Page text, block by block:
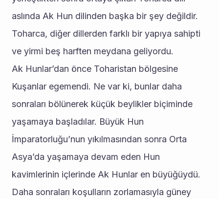
aslında Ak Hun dilinden başka bir şey değildir.
Toharca, diğer dillerden farklı bir yapıya sahipti
ve yirmi beş harften meydana geliyordu.
Ak Hunlar’dan önce Toharistan bölgesine
Kuşanlar egemendi. Ne var ki, bunlar daha
sonraları bölünerek küçük beylikler biçiminde
yaşamaya başladılar. Büyük Hun
İmparatorluğu’nun yıkılmasından sonra Orta
Asya’da yaşamaya devam eden Hun
kavimlerinin içlerinde Ak Hunlar en büyüğüydü.
Daha sonraları koşulların zorlamasıyla güney